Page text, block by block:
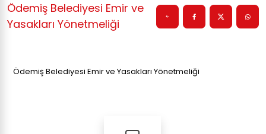
Ödemiş Belediyesi Emir ve
Yasakları Yönetmeliği
Ödemiş Belediyesi Emir ve Yasakları Yönetmeliği